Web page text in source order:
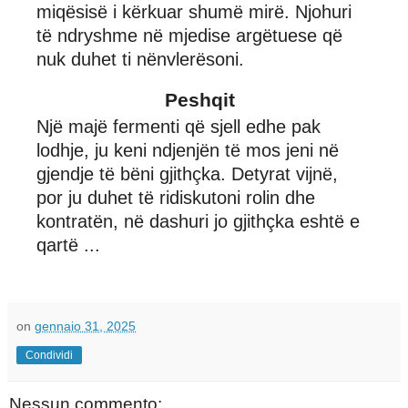
miqësisë i kërkuar shumë mirë. Njohuri
të ndryshme në mjedise argëtuese që
nuk duhet ti nënvlerësoni.
Peshqit
Një majë fermenti që sjell edhe pak
lodhje, ju keni ndjenjën të mos jeni në
gjendje të bëni gjithçka. Detyrat vijnë,
por ju duhet të ridiskutoni rolin dhe
kontratën, në dashuri jo gjithçka eshtë e
qartë ...
on gennaio 31, 2025
Condividi
Nessun commento: